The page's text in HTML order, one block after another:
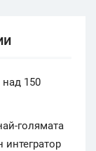
над 150
голямата